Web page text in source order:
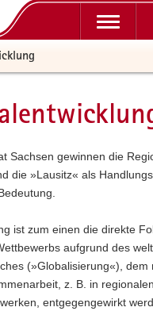
Sachsen gewinnen die
die »Lausitz« als
ist zum einen die direkte
aufgrund des
(»Globalisierung«), dem
z. B. in regionalen
entgegengewirkt